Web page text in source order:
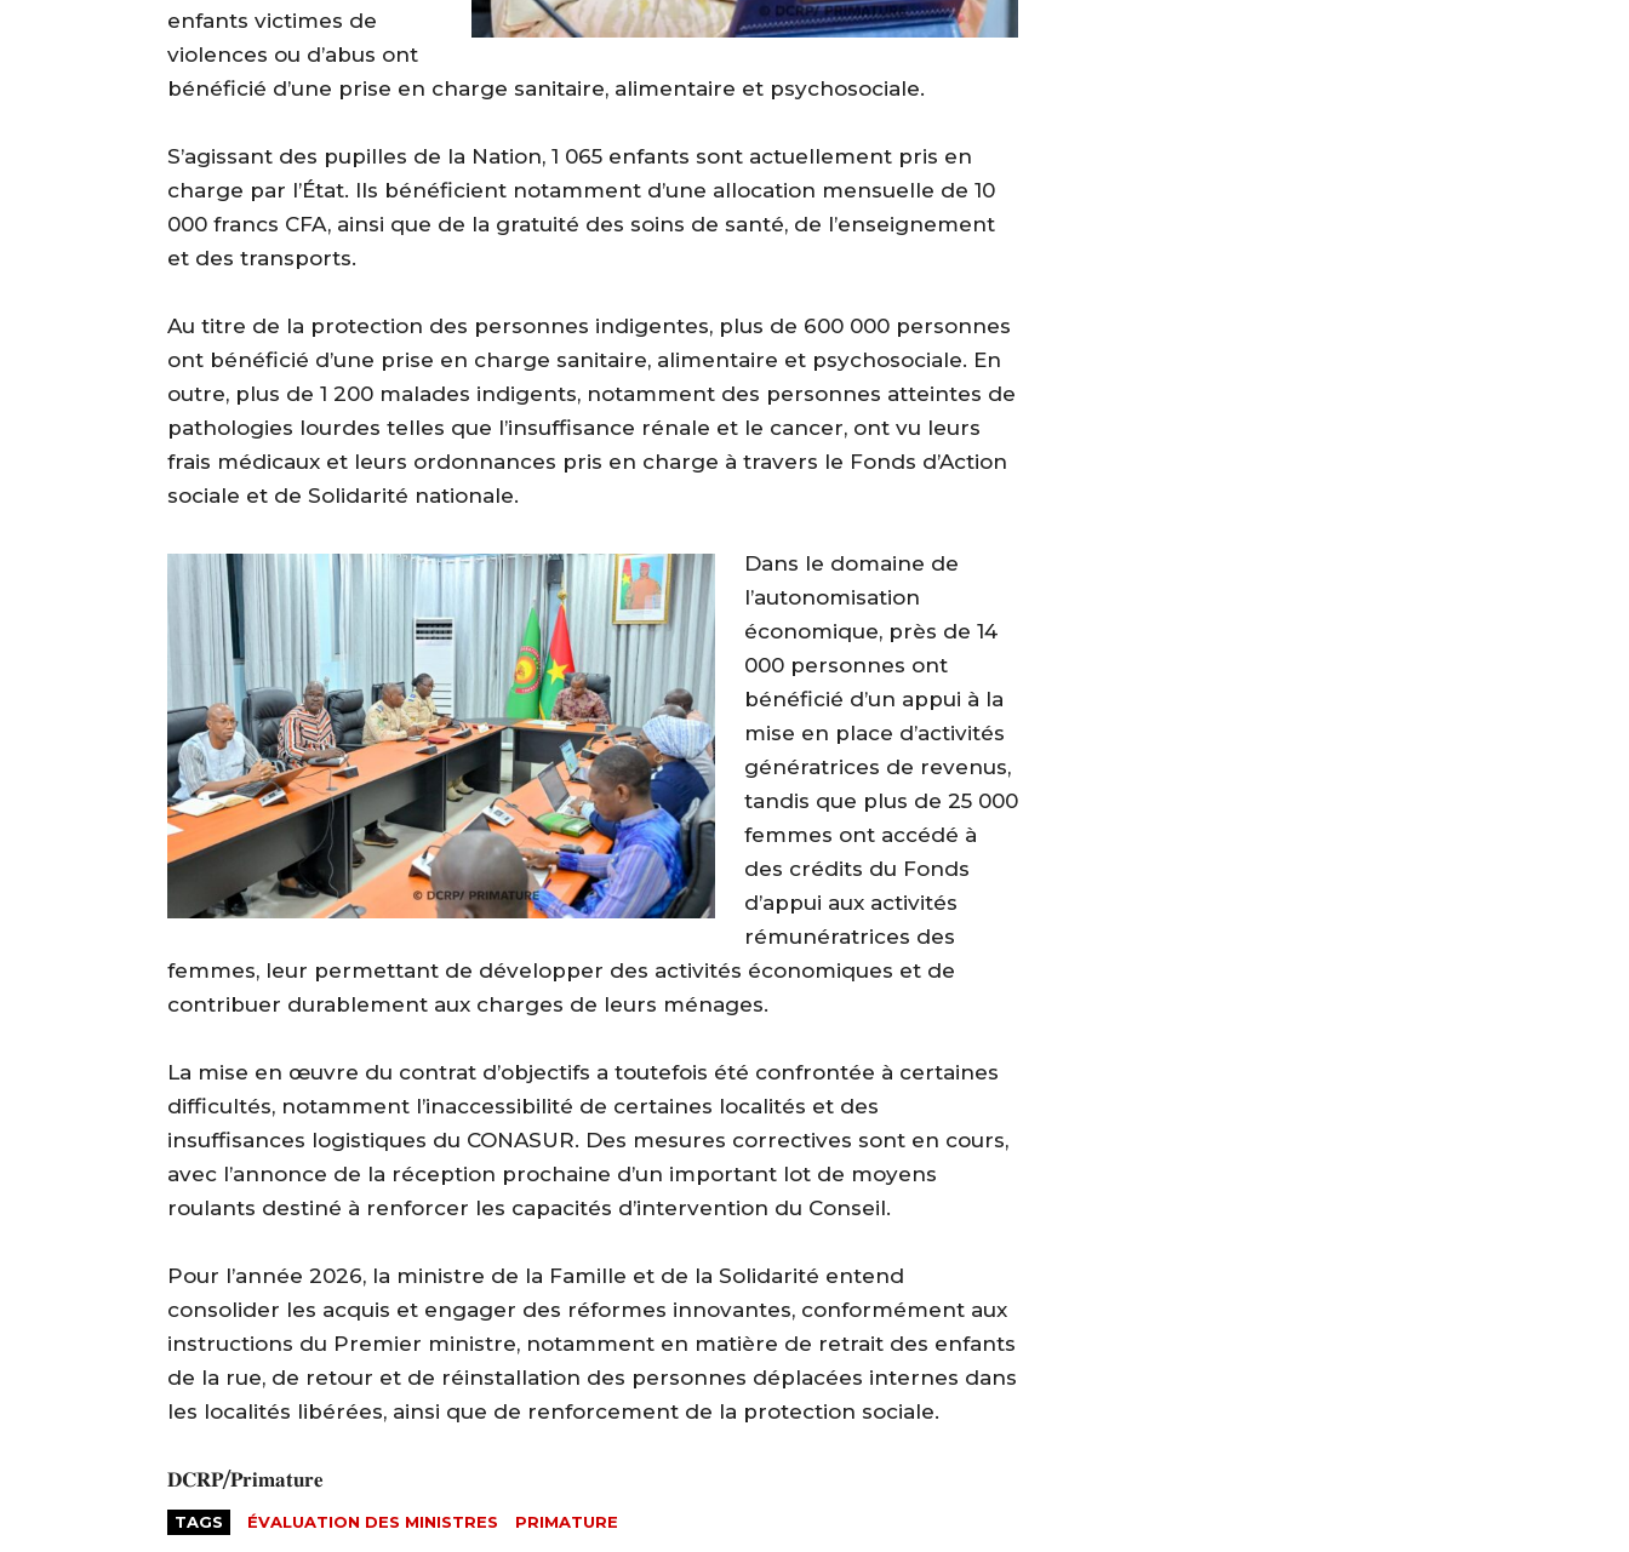
enfants victimes de
violences ou d’abus ont
bénéficié d’une prise en charge sanitaire, alimentaire et psychosociale.
‎S’agissant des pupilles de la Nation, 1 065 enfants sont actuellement pris en
charge par l’État. Ils bénéficient notamment d’une allocation mensuelle de 10
000 francs CFA, ainsi que de la gratuité des soins de santé, de l’enseignement
et des transports.
‎Au titre de la protection des personnes indigentes, plus de 600 000 personnes
ont bénéficié d’une prise en charge sanitaire, alimentaire et psychosociale. En
outre, plus de 1 200 malades indigents, notamment des personnes atteintes de
pathologies lourdes telles que l’insuffisance rénale et le cancer, ont vu leurs
frais médicaux et leurs ordonnances pris en charge à travers le Fonds d’Action
sociale et de Solidarité nationale.
‎Dans le domaine de
l’autonomisation
économique, près de 14
000 personnes ont
bénéficié d’un appui à la
mise en place d’activités
génératrices de revenus,
tandis que plus de 25 000
femmes ont accédé à
des crédits du Fonds
d’appui aux activités
rémunératrices des
femmes, leur permettant de développer des activités économiques et de
contribuer durablement aux charges de leurs ménages.
‎La mise en œuvre du contrat d’objectifs a toutefois été confrontée à certaines
difficultés, notamment l’inaccessibilité de certaines localités et des
insuffisances logistiques du CONASUR. Des mesures correctives sont en cours,
avec l’annonce de la réception prochaine d’un important lot de moyens
roulants destiné à renforcer les capacités d’intervention du Conseil.
‎Pour l’année 2026, la ministre de la Famille et de la Solidarité entend
consolider les acquis et engager des réformes innovantes, conformément aux
instructions du Premier ministre, notamment en matière de retrait des enfants
de la rue, de retour et de réinstallation des personnes déplacées internes dans
les localités libérées, ainsi que de renforcement de la protection sociale.
‎𝐃𝐂𝐑𝐏/𝐏𝐫𝐢𝐦𝐚𝐭𝐮𝐫𝐞
TAGS ÉVALUATION DES MINISTRES PRIMATURE